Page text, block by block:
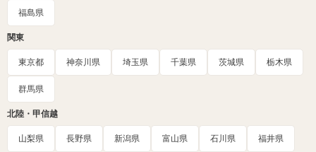
福島県
関東
東京都 神奈川県 埼玉県 千葉県 茨城県 栃木県
群馬県
北陸・甲信越
山梨県 長野県 新潟県 富山県 石川県 福井県